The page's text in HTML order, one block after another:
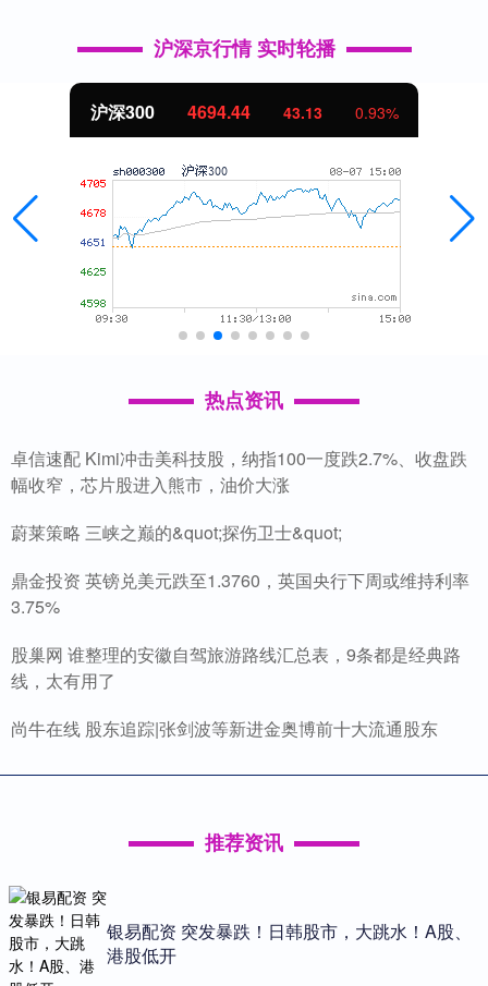
沪深京行情 实时轮播
沪深300 4694.44 43.13 0.93%
热点资讯
卓信速配 Kimi冲击美科技股，纳指100一度跌2.7%、收盘跌
幅收窄，芯片股进入熊市，油价大涨
蔚莱策略 三峡之巅的&quot;探伤卫士&quot;
鼎金投资 英镑兑美元跌至1.3760，英国央行下周或维持利率
3.75%
股巢网 谁整理的安徽自驾旅游路线汇总表，9条都是经典路
线，太有用了
尚牛在线 股东追踪|张剑波等新进金奥博前十大流通股东
推荐资讯
银易配资 突发暴跌！日韩股市，大跳水！A股、
港股低开